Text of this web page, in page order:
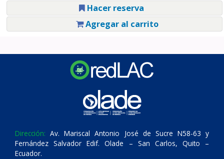
Hacer reserva
Agregar al carrito
Dirección: Av. Mariscal Antonio José de Sucre N58-63 y
Fernández Salvador Edif. Olade – San Carlos, Quito –
Ecuador.